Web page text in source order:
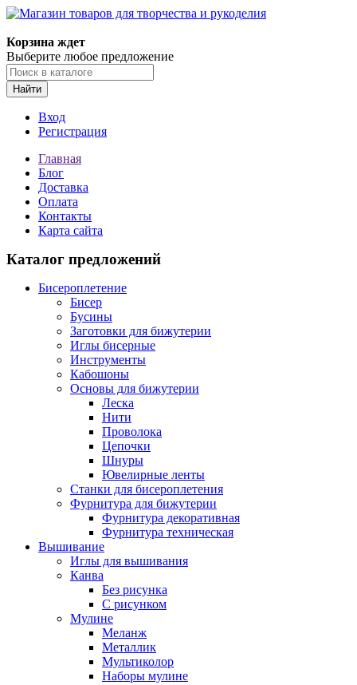
Корзина ждет
Выберите любое предложение
Найти
Вход
Регистрация
Главная
Блог
Доставка
Оплата
Контакты
Карта сайта
Каталог предложений
Бисероплетение
Бисер
Бусины
Заготовки для бижутерии
Иглы бисерные
Инструменты
Кабошоны
Основы для бижутерии
Леска
Нити
Проволока
Цепочки
Шнуры
Ювелирные ленты
Станки для бисероплетения
Фурнитура для бижутерии
Фурнитура декоративная
Фурнитура техническая
Вышивание
Иглы для вышивания
Канва
Без рисунка
С рисунком
Мулине
Меланж
Металлик
Мультиколор
Наборы мулине